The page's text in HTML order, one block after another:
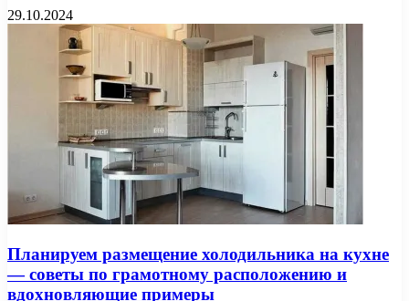
29.10.2024
Планируем размещение холодильника на кухне
— советы по грамотному расположению и
вдохновляющие примеры